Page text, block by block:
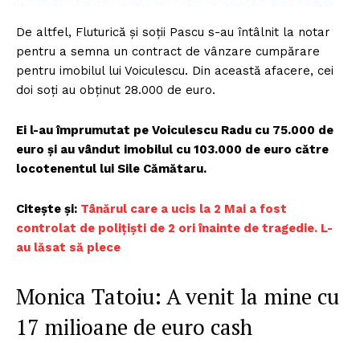
De altfel, Fluturică și soții Pascu s-au întâlnit la notar
pentru a semna un contract de vânzare cumpărare
pentru imobilul lui Voiculescu. Din această afacere, cei
doi soți au obținut 28.000 de euro.
Ei l-au împrumutat pe Voiculescu Radu cu 75.000 de
euro și au vândut imobilul cu 103.000 de euro către
locotenentul lui Sile Cămătaru.
Citește și: Tânărul care a ucis la 2 Mai a fost
controlat de polițiști de 2 ori înainte de tragedie. L-
au lăsat să plece
Monica Tatoiu: A venit la mine cu
17 milioane de euro cash